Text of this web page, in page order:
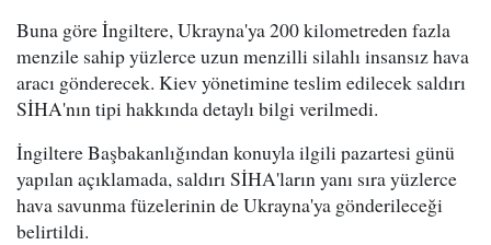
Buna göre İngiltere, Ukrayna'ya 200 kilometreden fazla
menzile sahip yüzlerce uzun menzilli silahlı insansız hava
aracı gönderecek. Kiev yönetimine teslim edilecek saldırı
SİHA'nın tipi hakkında detaylı bilgi verilmedi.
İngiltere Başbakanlığından konuyla ilgili pazartesi günü
yapılan açıklamada, saldırı SİHA'ların yanı sıra yüzlerce
hava savunma füzelerinin de Ukrayna'ya gönderileceği
belirtildi.